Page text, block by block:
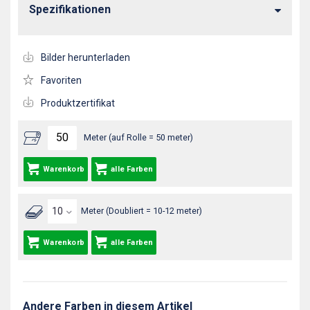
Meter (auf Rolle = 50 meter)
Warenkorb alle Farben
Meter (Doubliert = 10-12 meter)
Warenkorb alle Farben
Spezifikationen
Bilder herunterladen
Favoriten
Produktzertifikat
Andere Farben in diesem Artikel